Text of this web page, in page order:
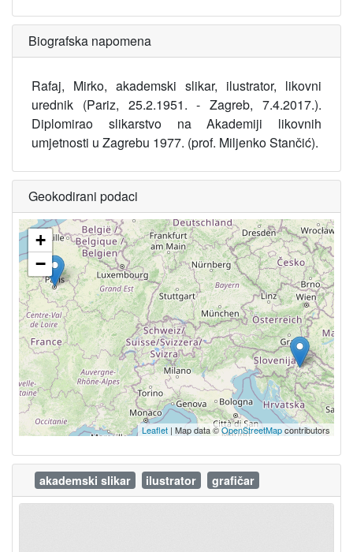
Biografska napomena
Rafaj, Mirko, akademski slikar, ilustrator, likovni
urednik (Pariz, 25.2.1951. - Zagreb, 7.4.2017.).
Diplomirao slikarstvo na Akademiji likovnih
umjetnosti u Zagrebu 1977. (prof. Miljenko Stančić).
Geokodirani podaci
+
−
Leaflet | Map data ©OpenStreetMapcontributors
akademski slikar ilustrator grafičar